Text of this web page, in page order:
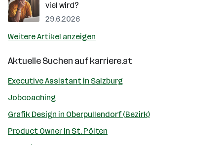
viel wird?
29.6.2026
Weitere Artikel anzeigen
Aktuelle Suchen aufkarriere.at
Executive Assistant in Salzburg
Jobcoaching
Grafik Design in Oberpullendorf (Bezirk)
Product Owner in St. Pölten